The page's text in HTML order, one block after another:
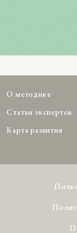
О методике
Статьи экспертов
Карта развития